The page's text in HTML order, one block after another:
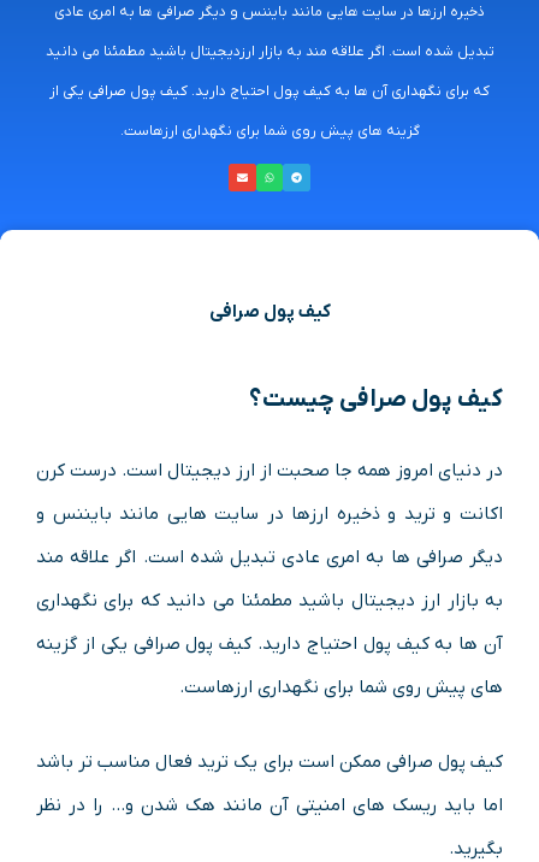
ذخیره ارزها در سایت هایی مانند بایننس و دیگر صرافی ها به امری عادی
تبدیل شده است. اگر علاقه مند به بازار ارزدیجیتال باشید مطمئنا می دانید
که برای نگهداری آن ها به کیف پول احتیاج دارید. کیف پول صرافی یکی از
گزینه های پیش روی شما برای نگهداری ارزهاست.
کیف پول صرافی
کیف پول صرافی چیست؟
در دنیای امروز همه جا صحبت از ارز دیجیتال است. درست کرن
اکانت و ترید و ذخیره ارزها در سایت هایی مانند بایننس و
دیگر صرافی ها به امری عادی تبدیل شده است. اگر علاقه مند
به بازار ارز دیجیتال باشید مطمئنا می دانید که برای نگهداری
آن ها به کیف پول احتیاج دارید. کیف پول صرافی یکی از گزینه
های پیش روی شما برای نگهداری ارزهاست.
کیف پول صرافی ممکن است برای یک ترید فعال مناسب تر باشد
اما باید ریسک های امنیتی آن مانند هک شدن و… را در نظر
بگیرید.